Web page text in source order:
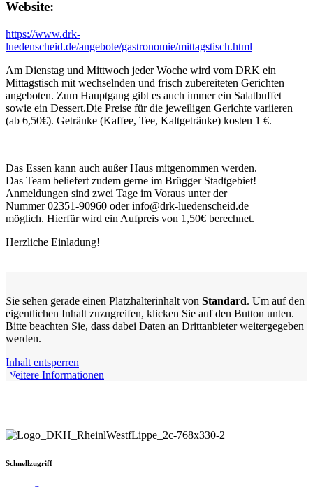
Website:
https://www.drk-
luedenscheid.de/angebote/gastronomie/mittagstisch.html
Am Dienstag und Mittwoch jeder Woche wird vom DRK ein
Mittagstisch mit wechselnden und frisch zubereiteten Gerichten
angeboten. Zum Hauptgang gibt es auch immer ein Salatbuffet
sowie ein Dessert.Die Preise für die jeweiligen Gerichte variieren
(ab 6,50€). Getränke (Kaffee, Tee, Kaltgetränke) kosten 1 €.
Das Essen kann auch außer Haus mitgenommen werden.
Das Team beliefert zudem gerne im Brügger Stadtgebiet!
Anmeldungen sind zwei Tage im Voraus unter der
Nummer 02351-90960 oder info@drk-luedenscheid.de
möglich. Hierfür wird ein Aufpreis von 1,50€ berechnet.
Herzliche Einladung!
Sie sehen gerade einen Platzhalterinhalt von Standard. Um auf den
eigentlichen Inhalt zuzugreifen, klicken Sie auf den Button unten.
Bitte beachten Sie, dass dabei Daten an Drittanbieter weitergegeben
werden.
Inhalt entsperren
Weitere Informationen
Schnellzugriff